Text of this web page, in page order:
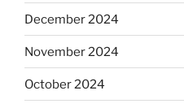
December 2024
November 2024
October 2024